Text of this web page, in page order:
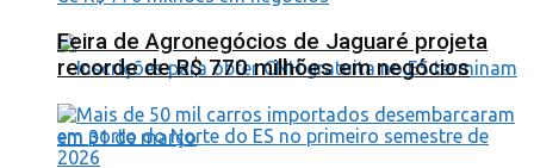
Feira de Agronegócios de Jaguaré projeta
recorde de R$ 770 milhões em negócios